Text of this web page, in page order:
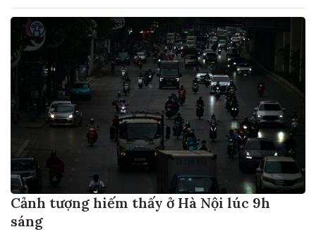
Cảnh tượng hiếm thấy ở Hà Nội lúc 9h
sáng